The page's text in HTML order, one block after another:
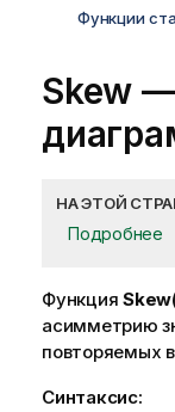
Функции
Skew —
НА ЭТОЙ
Подробнее
Функция
асимметрию
повторяемых
Синтаксис: